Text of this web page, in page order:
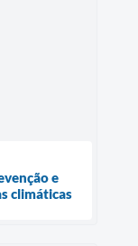
e
climáticas